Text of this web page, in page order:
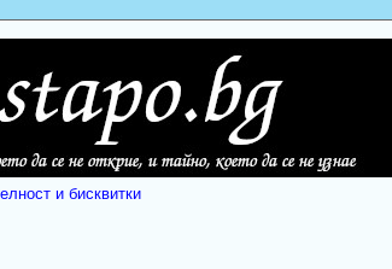
и бисквитки